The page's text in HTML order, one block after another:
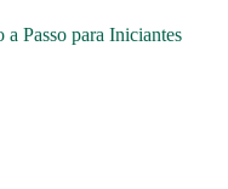
Passo para Iniciantes